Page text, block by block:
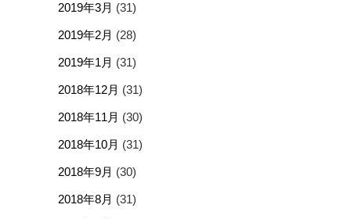
2019年3月 (31)
2019年2月 (28)
2019年1月 (31)
2018年12月 (31)
2018年11月 (30)
2018年10月 (31)
2018年9月 (30)
2018年8月 (31)